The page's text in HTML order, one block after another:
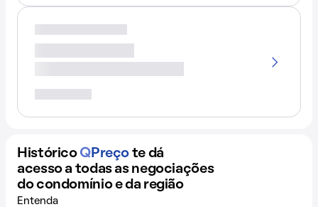
Histórico QPreço te dá
acesso a todas as negociações
do condomínio e da região
Entenda